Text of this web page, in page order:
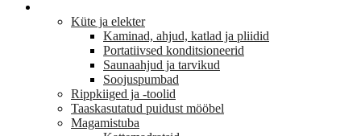
Küte ja elekter
Kaminad, ahjud, katlad ja pliidid
Portatiivsed konditsioneerid
Saunaahjud ja tarvikud
Soojuspumbad
Rippkiiged ja -toolid
Taaskasutatud puidust mööbel
Magamistuba